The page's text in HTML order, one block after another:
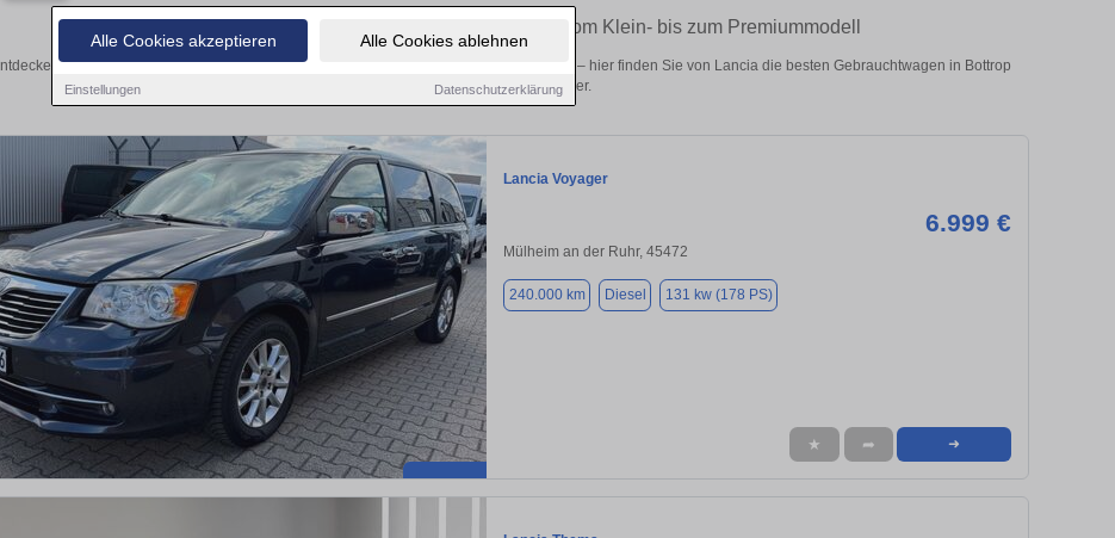
Alle Cookies akzeptieren Alle Cookies ablehnen
Einstellungen Datenschutzerklärung
Finden Sie in Bottrop Ihren gebrauchten Lancia – vom Klein- bis zum Premiummodell
Sie in Bottrop gebrauchte Lancia Fahrzeuge. Von Kleinwagen bis hin zum SUV – hier finden Sie von Lancia die besten Gebrauchtwagen in Bottrop
von privat und vom Händler.
Lancia Voyager
6.999 €
Mülheim an der Ruhr, 45472
240.000 km Diesel 131 kw (178 PS)
★ ➦ ➜